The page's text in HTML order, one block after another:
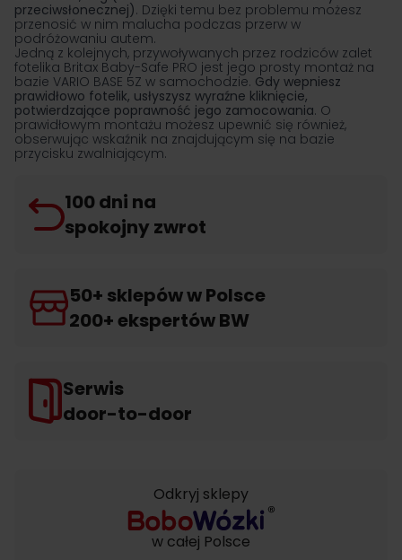
przeciwsłonecznej). Dzięki temu bez problemu możesz
przenosić w nim malucha podczas przerw w
podróżowaniu autem.
Jedną z kolejnych, przywoływanych przez rodziców zalet
fotelika Britax Baby-Safe PRO jest jego prosty montaż na
bazie VARIO BASE 5Z w samochodzie. Gdy wepniesz
prawidłowo fotelik, usłyszysz wyraźne kliknięcie,
potwierdzające poprawność jego zamocowania. O
prawidłowym montażu możesz upewnić się również,
obserwując wskaźnik na znajdującym się na bazie
przycisku zwalniającym.
100 dni na
spokojny zwrot
50+ sklepów w Polsce
200+ ekspertów BW
Serwis
door-to-door
Odkryj sklepy
w całej Polsce